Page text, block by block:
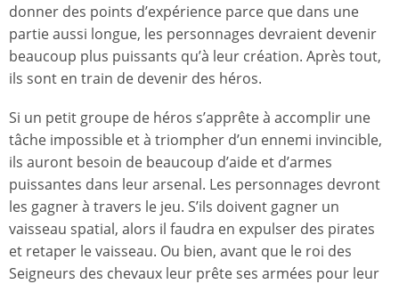
donner des points d’expérience parce que dans une
partie aussi longue, les personnages devraient devenir
beaucoup plus puissants qu’à leur création. Après tout,
ils sont en train de devenir des héros.
Si un petit groupe de héros s’apprête à accomplir une
tâche impossible et à triompher d’un ennemi invincible,
ils auront besoin de beaucoup d’aide et d’armes
puissantes dans leur arsenal. Les personnages devront
les gagner à travers le jeu. S’ils doivent gagner un
vaisseau spatial, alors il faudra en expulser des pirates
et retaper le vaisseau. Ou bien, avant que le roi des
Seigneurs des chevaux leur prête ses armées pour leur